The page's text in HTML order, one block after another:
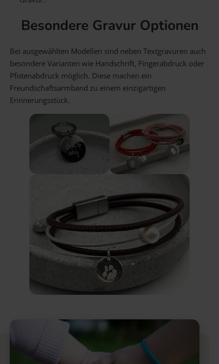
Besondere Gravur Optionen
Bei ausgewählten Modellen sind neben Textgravuren auch
besondere Varianten wie Handschrift, Fingerabdruck oder
Pfotenabdruck möglich. Diese machen ein
Freundschaftsarmband zu einem einzigartigen
Erinnerungsstück.